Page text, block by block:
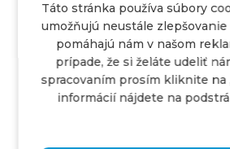
Táto stránka používa súbory
umožňujú neustále zlepšovanie
pomáhajú nám v našom
prípade, že si želáte udeliť
spracovaním prosím kliknite na
informácií nájdete na